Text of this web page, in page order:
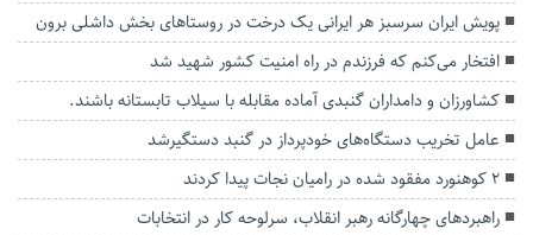
پویش ایران سرسبز هر ایرانی یک درخت در روستاهای بخش داشلی برون
افتخار می‌کنم که فرزندم در راه امنیت کشور شهید شد
کشاورزان و دامداران گنبدی آماده مقابله با سیلاب‌ تابستانه باشند.
عامل تخریب دستگاه‌های خودپرداز در گنبد دستگیرشد
۲ کوهنورد مفقود شده در رامیان‌ نجات پیدا کردند
راهبرد‌های چهارگانه رهبر انقلاب، سرلوحه کار در انتخابات